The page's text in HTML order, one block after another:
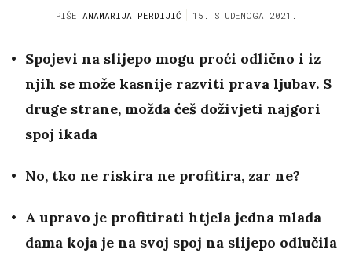
PIŠE ANAMARIJA PERDIJIĆ 15. STUDENOGA 2021.
Spojevi na slijepo mogu proći odlično i iz
njih se može kasnije razviti prava ljubav. S
druge strane, možda ćeš doživjeti najgori
spoj ikada
No, tko ne riskira ne profitira, zar ne?
A upravo je profitirati htjela jedna mlada
dama koja je na svoj spoj na slijepo odlučila